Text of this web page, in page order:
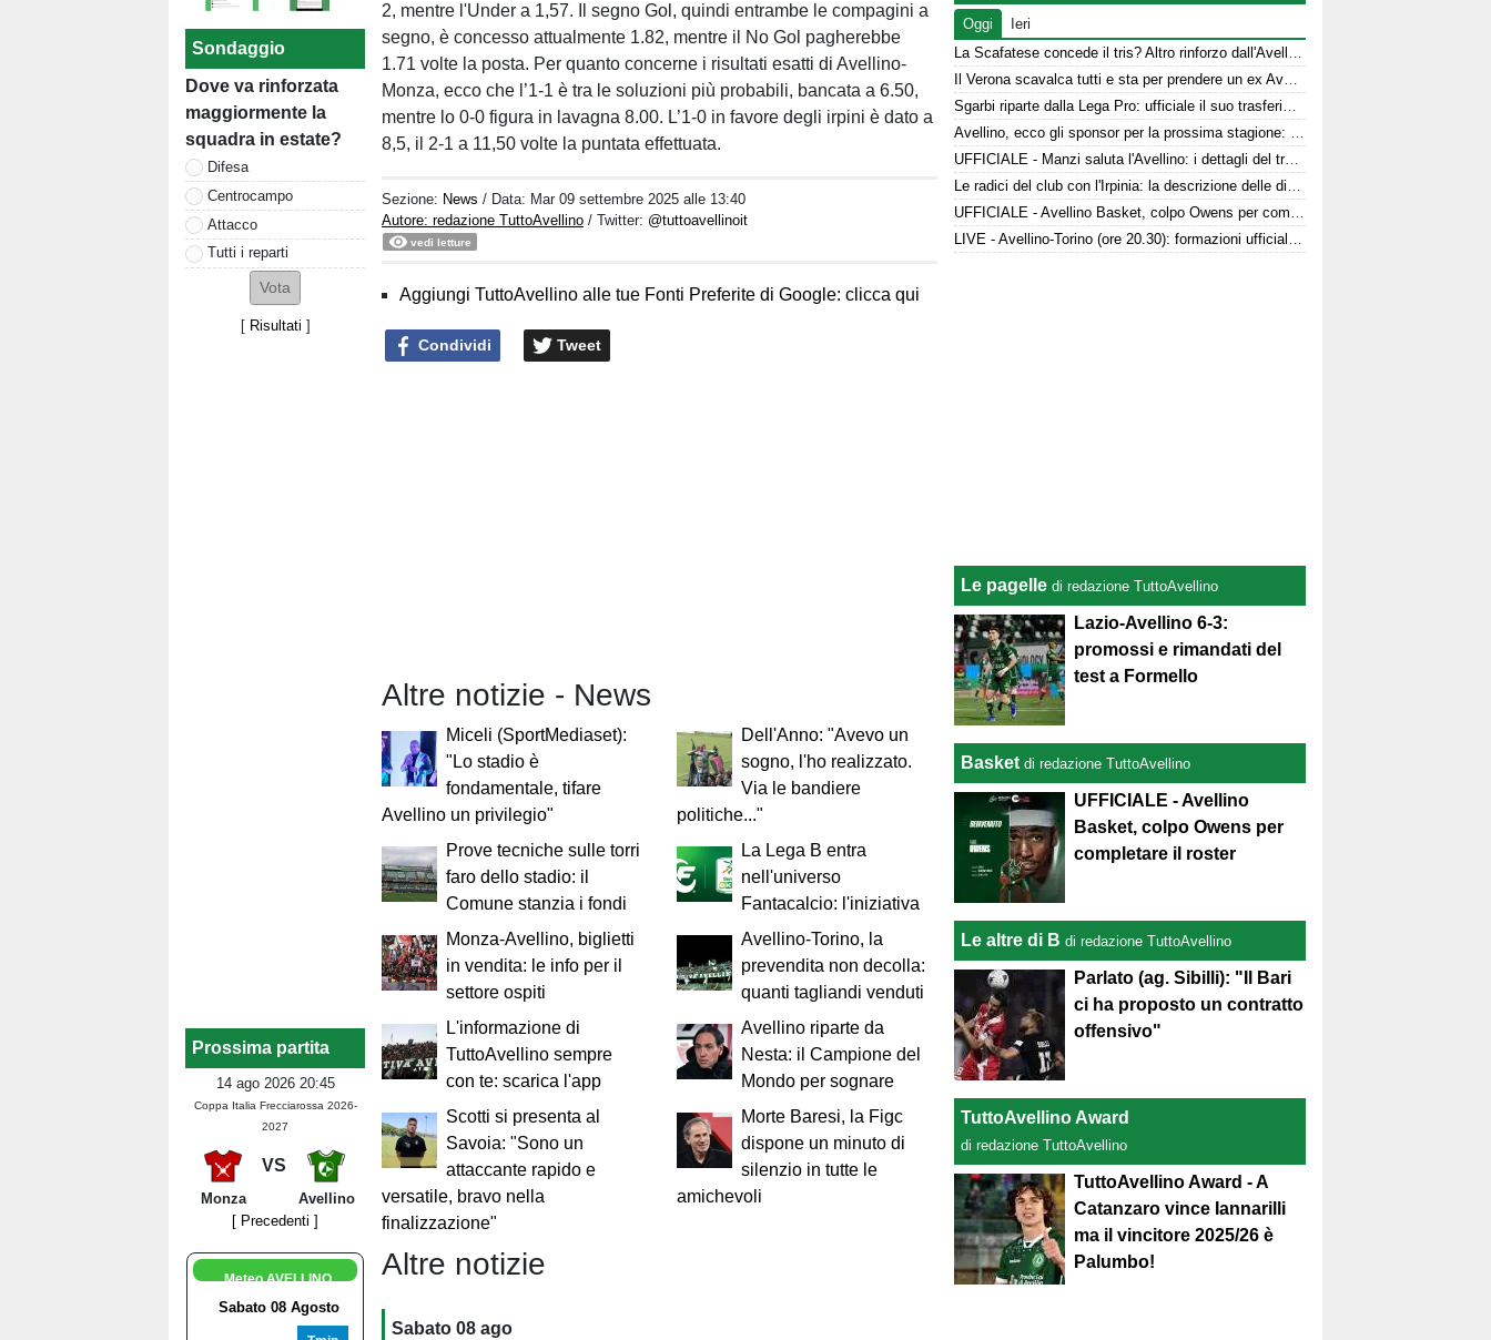
Sondaggio
Dove va rinforzata
maggiormente la
squadra in estate?
Difesa
Centrocampo
Attacco
Tutti i reparti
[ Risultati ]
Prossima partita
14 ago 2026 20:45
Coppa Italia Frecciarossa 2026-
2027
VS
Monza
Avellino
[ Precedenti ]
Meteo AVELLINO
2, mentre l'Under a 1,57. Il segno Gol, quindi entrambe le compagini a
segno, è concesso attualmente 1.82, mentre il No Gol pagherebbe
1.71 volte la posta. Per quanto concerne i risultati esatti di Avellino-
Monza, ecco che l’1-1 è tra le soluzioni più probabili, bancata a 6.50,
mentre lo 0-0 figura in lavagna 8.00. L’1-0 in favore degli irpini è dato a
8,5, il 2-1 a 11,50 volte la puntata effettuata.
Sezione: News / Data: Mar 09 settembre 2025 alle 13:40
Autore: redazione TuttoAvellino / Twitter: @tuttoavellinoit
vedi letture
Aggiungi TuttoAvellino alle tue Fonti Preferite di Google: clicca qui
Condividi Tweet
Altre notizie - News
Miceli (SportMediaset):
"Lo stadio è
fondamentale, tifare
Avellino un privilegio"
Dell'Anno: "Avevo un
sogno, l'ho realizzato.
Via le bandiere
politiche..."
Prove tecniche sulle torri
faro dello stadio: il
Comune stanzia i fondi
La Lega B entra
nell'universo
Fantacalcio: l'iniziativa
Monza-Avellino, biglietti
in vendita: le info per il
settore ospiti
Avellino-Torino, la
prevendita non decolla:
quanti tagliandi venduti
L'informazione di
TuttoAvellino sempre
con te: scarica l'app
Avellino riparte da
Nesta: il Campione del
Mondo per sognare
Scotti si presenta al
Savoia: "Sono un
attaccante rapido e
versatile, bravo nella
finalizzazione"
Morte Baresi, la Figc
dispone un minuto di
silenzio in tutte le
amichevoli
Altre notizie
Sabato 08 ago
Oggi
Ieri
La Scafatese concede il tris? Altro rinforzo dall'Avellino
Il Verona scavalca tutti e sta per prendere un ex Avellino
Sgarbi riparte dalla Lega Pro: ufficiale il suo trasferimento
Avellino, ecco gli sponsor per la prossima stagione: le dichiarazioni
UFFICIALE - Manzi saluta l'Avellino: i dettagli del trasferimento
Le radici del club con l'Irpinia: la descrizione delle divise da gioco
UFFICIALE - Avellino Basket, colpo Owens per completare il roster
LIVE - Avellino-Torino (ore 20.30): formazioni ufficiali, le scelte di Nesta
Le pagelle di redazione TuttoAvellino
Lazio-Avellino 6-3:
promossi e rimandati del
test a Formello
Basket di redazione TuttoAvellino
UFFICIALE - Avellino
Basket, colpo Owens per
completare il roster
Le altre di B di redazione TuttoAvellino
Parlato (ag. Sibilli): "Il Bari
ci ha proposto un contratto
offensivo"
TuttoAvellino Award
di redazione TuttoAvellino
TuttoAvellino Award - A
Catanzaro vince Iannarilli
ma il vincitore 2025/26 è
Palumbo!